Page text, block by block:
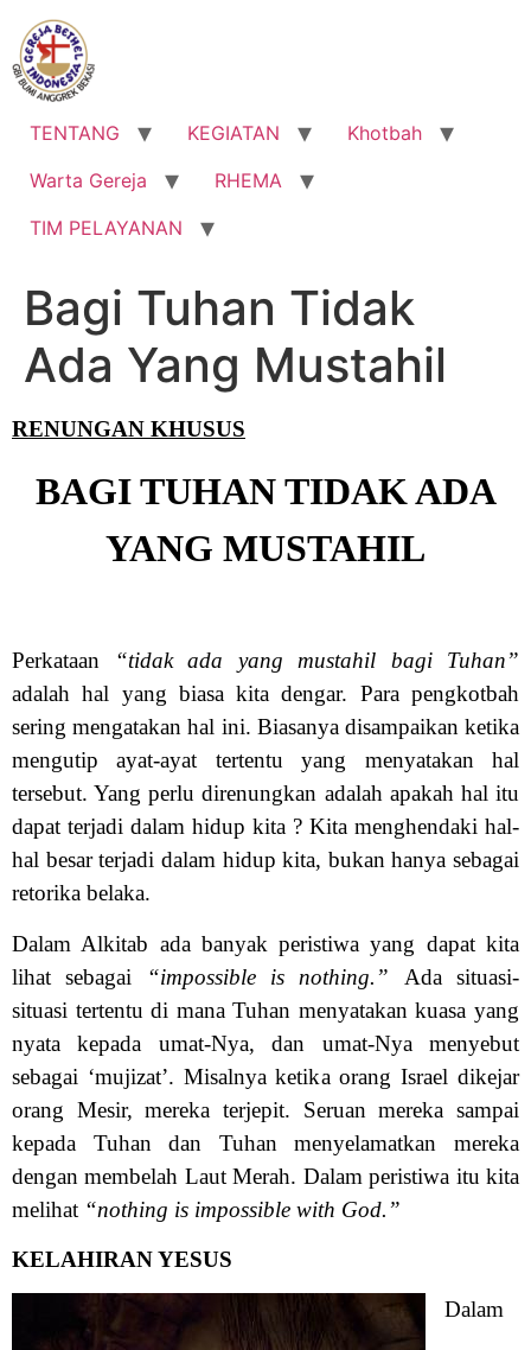
Lewati
konten
TENTANG KEGIATAN
Khotbah
Warta Gereja
RHEMA
TIM PELAYANAN
Bagi Tuhan Tidak
Ada Yang Mustahil
RENUNGAN KHUSUS
BAGI TUHAN TIDAK ADA
YANG MUSTAHIL
Perkataan
“tidak ada yang mustahil bagi Tuhan”
adalah hal yang biasa kita dengar. Para pengkotbah
sering mengatakan hal ini. Biasanya disampaikan ketika
mengutip ayat-ayat tertentu yang menyatakan hal
tersebut. Yang perlu direnungkan adalah apakah hal itu
dapat terjadi dalam hidup kita ? Kita menghendaki hal-
hal besar terjadi dalam hidup kita, bukan hanya sebagai
retorika belaka.
Dalam Alkitab ada banyak peristiwa yang dapat kita
lihat sebagai
“impossible is nothing.” Ada situasi-
situasi tertentu di mana Tuhan menyatakan kuasa yang
nyata kepada umat-Nya, dan umat-Nya menyebut
sebagai ‘mujizat’. Misalnya ketika orang Israel dikejar
orang Mesir, mereka terjepit. Seruan mereka sampai
kepada Tuhan dan Tuhan menyelamatkan mereka
dengan membelah Laut Merah. Dalam peristiwa itu kita
melihat “nothing is impossible with God.”
KELAHIRAN YESUS
Dalam